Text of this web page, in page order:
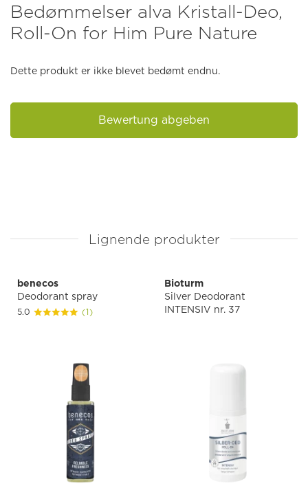
Bedømmelser alva Kristall-Deo,
Roll-On for Him Pure Nature
Dette produkt er ikke blevet bedømt endnu.
Bewertung abgeben
Lignende produkter
benecos
Deodorant spray
5.0 (1)
Bioturm
Silver Deodorant
INTENSIV nr. 37